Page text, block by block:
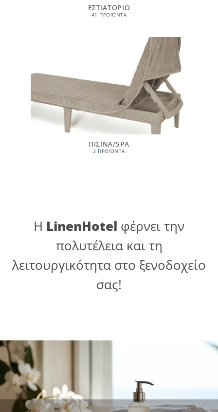
ΕΣΤΙΑΤΟΡΙΟ
41 ΠΡΟΪΌΝΤΑ
ΠΙΣΙΝΑ/SPA
3 ΠΡΟΪΌΝΤΑ
Η LinenHotel φέρνει την
πολυτέλεια και τη
λειτουργικότητα στο ξενοδοχείο
σας!